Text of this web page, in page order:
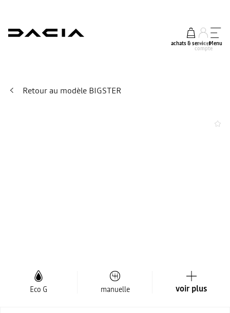
achats & services
mon
compte
Menu
Retour au modèle BIGSTER
Eco G manuelle voir plus